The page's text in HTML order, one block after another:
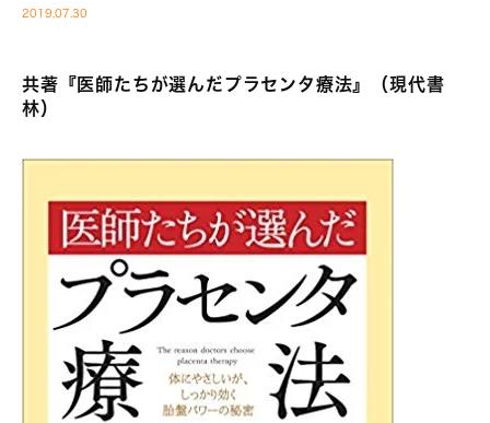
2019.07.30
共著『医師たちが選んだプラセンタ療法』（現代書
林）